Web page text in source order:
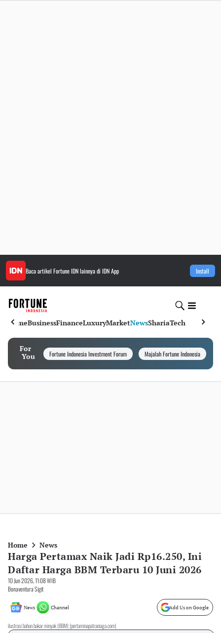
Baca artikel Fortune IDNlainnya di IDN App Install
HomeBusinessFinanceLuxuryMarketNewsShariaTech
For
You
Fortune Indonesia Investment Forum Majalah Fortune Indonesia
Home News
Harga Pertamax Naik Jadi Rp16.250, Ini
Daftar Harga BBM Terbaru 10 Juni 2026
10 Jun 2026, 11:08 WIB
Bonaventura Sigit
News Channel Add Us on Google
ilustrasi bahan bakar minyak (BBM) (pertaminapatraniaga.com)